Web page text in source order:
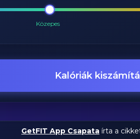
Közepes
Kalóriák
GetFIT App Csapata írta a